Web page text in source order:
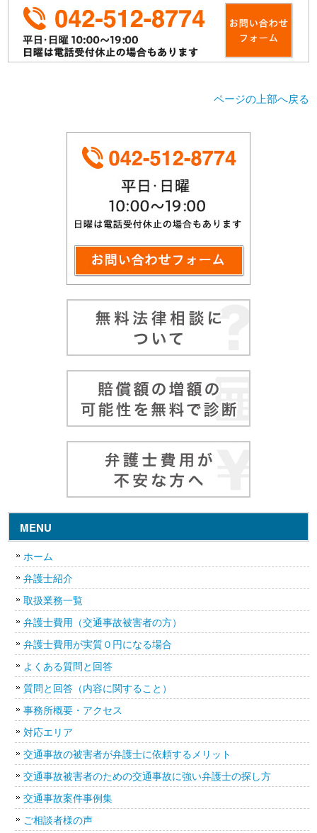
ページの上部へ戻る
MENU
ホーム
弁護士紹介
取扱業務一覧
弁護士費用（交通事故被害者の方）
弁護士費用が実質０円になる場合
よくある質問と回答
質問と回答（内容に関すること）
事務所概要・アクセス
対応エリア
交通事故の被害者が弁護士に依頼するメリット
交通事故被害者のための交通事故に強い弁護士の探し方
交通事故案件事例集
ご相談者様の声